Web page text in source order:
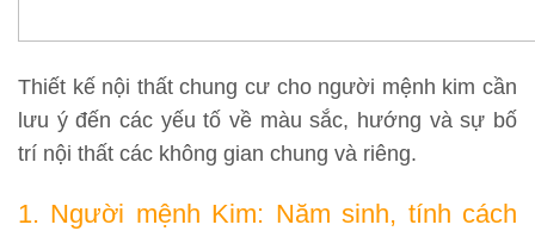
Thiết kế nội thất chung cư cho người mệnh kim cần
lưu ý đến các yếu tố về màu sắc, hướng và sự bố
trí nội thất các không gian chung và riêng.
1. Người mệnh Kim: Năm sinh, tính cách